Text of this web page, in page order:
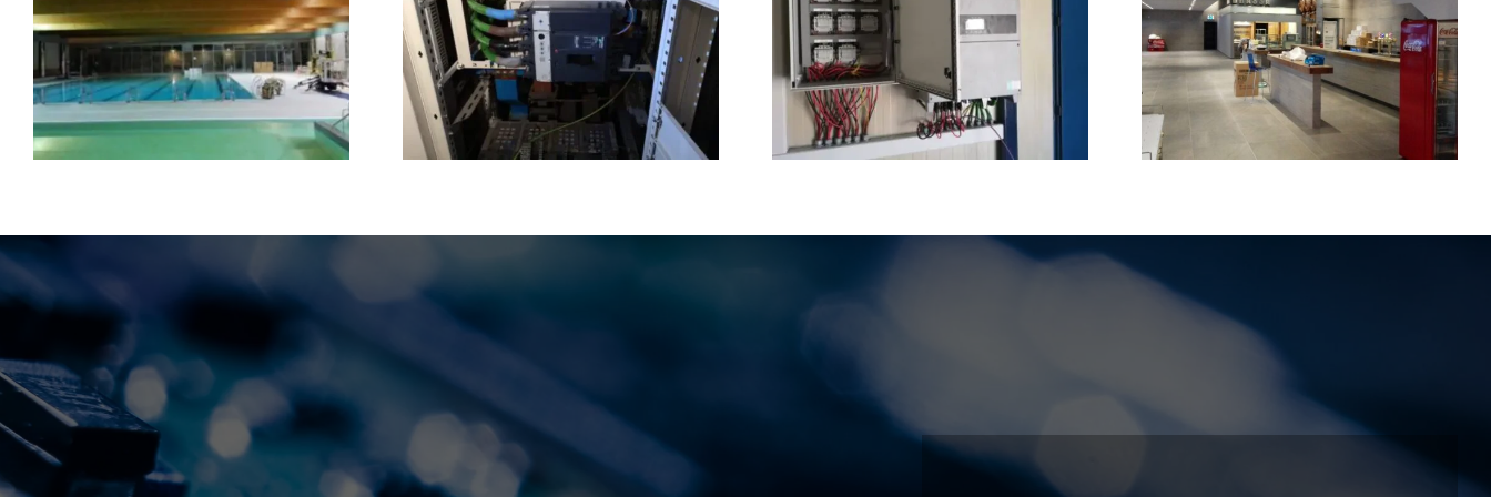
Instalaciones eléctricas
industriales: eficiencia y
seguridad
Innovación en cuadros
eléctricos: diseño y
montaje profesional
Instalacion electrica
terciaria